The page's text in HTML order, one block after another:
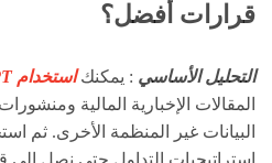
قرارات أفضل؟
التحليل الأساسي : يمكنكاستخدام ChatGPT
المقالات الإخبارية المالية
البيانات غير المنظمة الأخرى. ثم